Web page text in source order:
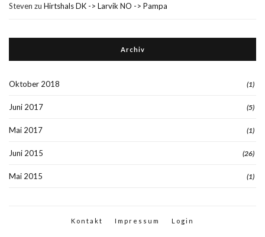
Steven zu Hirtshals DK -> Larvik NO -> Pampa
Archiv
Oktober 2018 (1)
Juni 2017 (5)
Mai 2017 (1)
Juni 2015 (26)
Mai 2015 (1)
Kontakt Impressum Login